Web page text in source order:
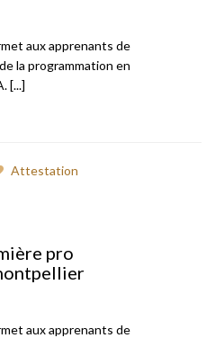
aux apprenants de
la programmation en
[...]
Attestation
pro
aux apprenants de